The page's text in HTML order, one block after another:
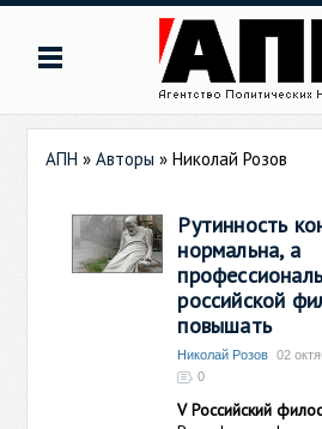
АПН »Авторы »Николай Розов
Рутинность
нормальна, а
российской
повышать
Николай Розов 02
0
V Российский